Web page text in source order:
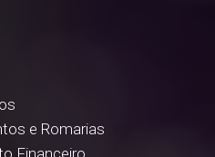
e Romarias